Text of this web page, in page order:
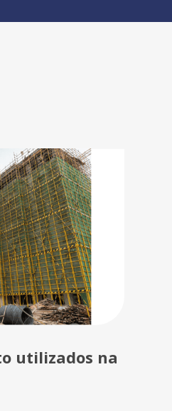
utilizados na